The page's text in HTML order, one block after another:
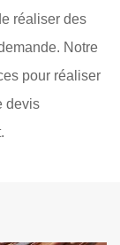
réaliser des
Notre
pour réaliser
devis